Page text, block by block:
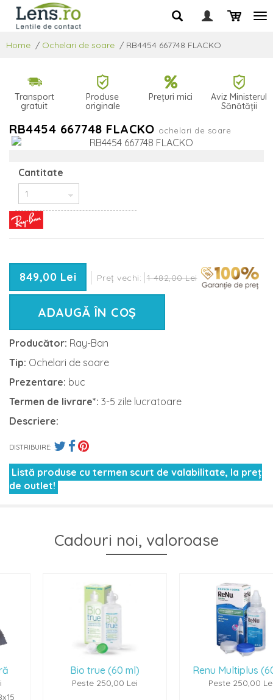
Home / Ochelari de soare / RB4454 667748 FLACKO
Transport
gratuit
Produse
originale
Prețuri mici
Aviz Ministerul
Sănătății
RB4454 667748 FLACKO ochelari de soare
Cantitate
849,00 Lei Preț vechi: 1 482,00 Lei
ADAUGĂ ÎN COȘ
Producător: Ray-Ban
Tip: Ochelari de soare
Prezentare: buc
Termen de livrare*: 3-5 zile lucratoare
Descriere:
DISTRIBUIRE:
Listă produse cu termen scurt de valabilitate, la preț
de outlet!
Cadouri noi, valoroase
Bio true (60 ml)
Peste 250,00 Lei
Renu Multiplus (60ml)
Peste 250,00 Lei